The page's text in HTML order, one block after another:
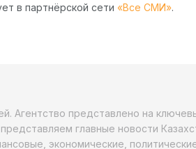
в партнёрской сети «Все СМИ».
Агентство представлено на
главные новости
экономические,